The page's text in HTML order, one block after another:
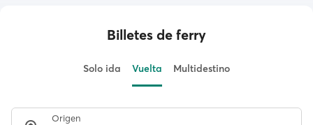
Billetes de ferry
Solo ida Vuelta Multidestino
Origen